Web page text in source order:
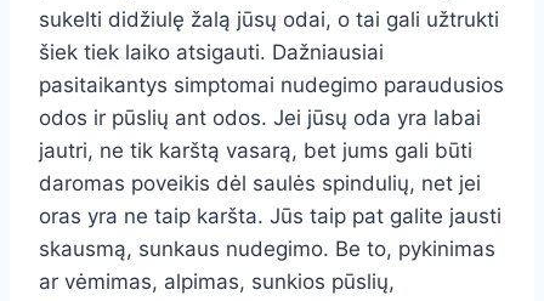
sukelti didžiulę žalą jūsų odai, o tai gali užtrukti
šiek tiek laiko atsigauti. Dažniausiai
pasitaikantys simptomai nudegimo paraudusios
odos ir pūslių ant odos. Jei jūsų oda yra labai
jautri, ne tik karštą vasarą, bet jums gali būti
daromas poveikis dėl saulės spindulių, net jei
oras yra ne taip karšta. Jūs taip pat galite jausti
skausmą, sunkaus nudegimo. Be to, pykinimas
ar vėmimas, alpimas, sunkios pūslių,